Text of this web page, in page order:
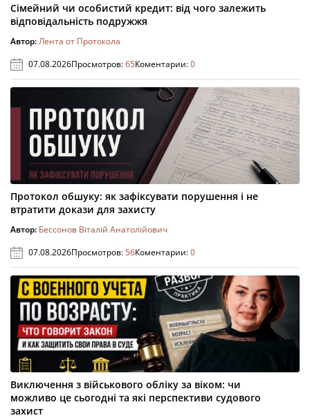
Сімейний чи особистий кредит: від чого залежить
відповідальність подружжя
Автор:Лента от Протокола
07.08.2026Просмотров:65Коментарии:0
Протокол обшуку: як зафіксувати порушення і не
втратити докази для захисту
Автор: Бессонов Віталій Анатолійович
07.08.2026Просмотров:56Коментарии:0
Виключення з військового обліку за віком: чи
можливо це сьогодні та які перспективи судового
захист